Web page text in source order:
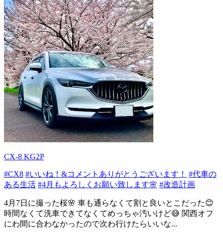
CX-8 KG2P
#CX8 #いいね！&コメントありがとうございます！
#代車の
ある生活 #4月もよろしくお願い致します🌸 #改造計画
4月7日に撮った桜🌸 車も通らなくて割と良いとこだった😊
時間なくて洗車できてなくてめっちゃ汚いけど😅 関西オフ
にわ間に合わなかったので次わ行けたらいいな...